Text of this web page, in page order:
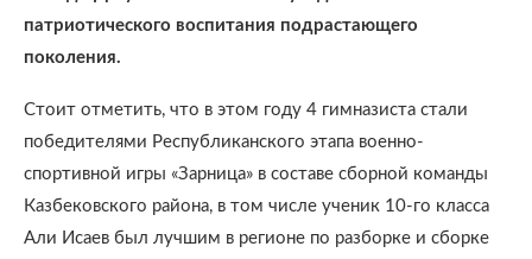
патриотического воспитания подрастающего
поколения.
Стоит отметить, что в этом году 4 гимназиста стали
победителями Республиканского этапа военно-
спортивной игры «Зарница» в составе сборной команды
Казбековского района, в том числе ученик 10-го класса
Али Исаев был лучшим в регионе по разборке и сборке